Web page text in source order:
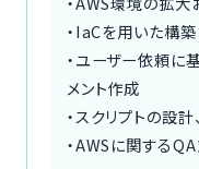
・IaCを用いた構
・ユーザー依頼に
メント作成
・スクリプトの設計
・AWSに関する